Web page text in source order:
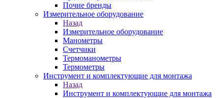
Почие бренды
Измерительное оборудование
Назад
Измерительное оборудование
Манометры
Счетчики
Термоманометры
Термометры
Инструмент и комплектующие для монтажа
Назад
Инструмент и комплектующие для монтажа